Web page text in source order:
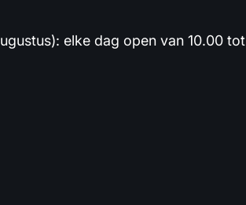
elke dag open van 10.00 tot